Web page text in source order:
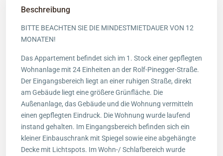
Beschreibung
BITTE BEACHTEN SIE DIE MINDESTMIETDAUER VON 12
MONATEN!
Das Appartement befindet sich im 1. Stock einer gepflegten
Wohnanlage mit 24 Einheiten an der Rolf-Pinegger-Straße.
Der Eingangsbereich liegt an einer ruhigen Straße, direkt
am Gebäude liegt eine größere Grünfläche. Die
Außenanlage, das Gebäude und die Wohnung vermitteln
einen gepflegten Eindruck. Die Wohnung wurde laufend
instand gehalten. Im Eingangsbereich befinden sich ein
kleiner Einbauschrank mit Spiegel sowie eine abgehängte
Decke mit Lichtspots. Im Wohn-/ Schlafbereich wurde